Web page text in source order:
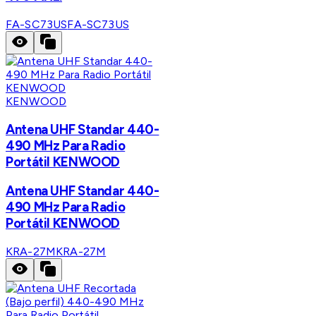
FA-SC73USFA-SC73US
KENWOOD
Antena UHF Standar 440-
490 MHz Para Radio
Portátil KENWOOD
Antena UHF Standar 440-
490 MHz Para Radio
Portátil KENWOOD
KRA-27MKRA-27M